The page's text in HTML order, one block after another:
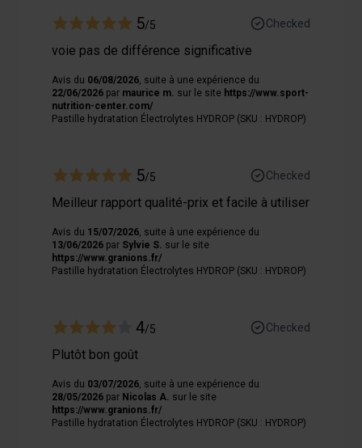
5/5 Checked
voie pas de différence significative
Avis du 06/08/2026 , suite à une expérience du
22/06/2026 par maurice m. sur le site https://www.sport-
nutrition-center.com/
Pastille hydratation Électrolytes HYDROP (SKU : HYDROP)
5/5 Checked
Meilleur rapport qualité-prix et facile à utiliser
Avis du 15/07/2026 , suite à une expérience du
13/06/2026 par Sylvie S. sur le site
https://www.granions.fr/
Pastille hydratation Électrolytes HYDROP (SKU : HYDROP)
4/5 Checked
Plutôt bon goût
Avis du 03/07/2026 , suite à une expérience du
28/05/2026 par Nicolas A. sur le site
https://www.granions.fr/
Pastille hydratation Électrolytes HYDROP (SKU : HYDROP)